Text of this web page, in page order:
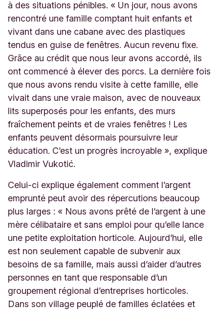
à des situations pénibles. « Un jour, nous avons
rencontré une famille comptant huit enfants et
vivant dans une cabane avec des plastiques
tendus en guise de fenêtres. Aucun revenu fixe.
Grâce au crédit que nous leur avons accordé, ils
ont commencé à élever des porcs. La dernière fois
que nous avons rendu visite à cette famille, elle
vivait dans une vraie maison, avec de nouveaux
lits superposés pour les enfants, des murs
fraîchement peints et de vraies fenêtres ! Les
enfants peuvent désormais poursuivre leur
éducation. C’est un progrès incroyable », explique
Vladimir Vukotić.
Celui-ci explique également comment l’argent
emprunté peut avoir des répercutions beaucoup
plus larges : « Nous avons prêté de l’argent à une
mère célibataire et sans emploi pour qu’elle lance
une petite exploitation horticole. Aujourd’hui, elle
est non seulement capable de subvenir aux
besoins de sa famille, mais aussi d’aider d’autres
personnes en tant que responsable d’un
groupement régional d’entreprises horticoles.
Dans son village peuplé de familles éclatées et